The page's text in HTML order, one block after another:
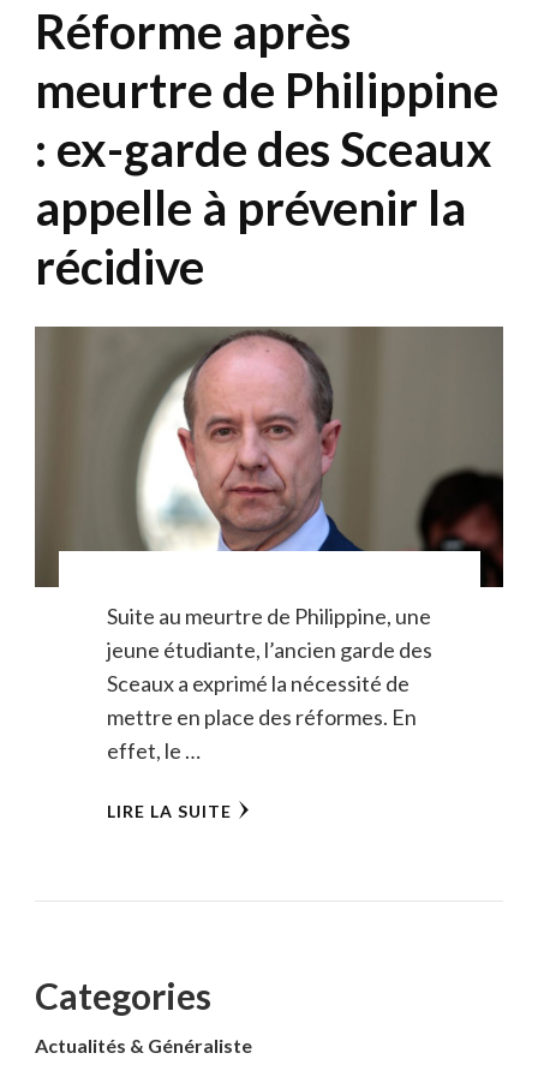
Réforme après
meurtre de Philippine
: ex-garde des Sceaux
appelle à prévenir la
récidive
Suite au meurtre de Philippine, une
jeune étudiante, l’ancien garde des
Sceaux a exprimé la nécessité de
mettre en place des réformes. En
effet, le …
LIRE LA SUITE
Categories
Actualités & Généraliste